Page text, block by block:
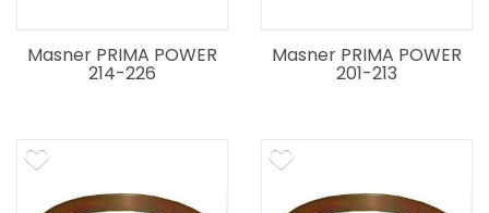
Masner PRIMA POWER
214-226
Masner PRIMA POWER
201-213